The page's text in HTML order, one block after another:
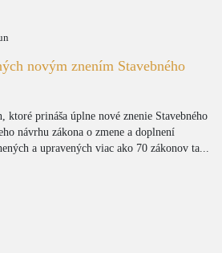
novým znením Stavebného
ktoré prináša úplne nové znenie Stavebného
návrhu zákona o zmene a doplnení
a upravených viac ako 70 zákonov ta...